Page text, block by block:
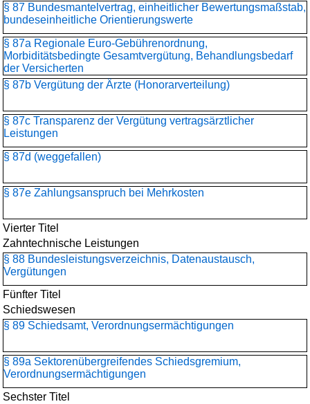
§ 87 Bundesmantelvertrag, einheitlicher Bewertungsmaßstab,
bundeseinheitliche Orientierungswerte
§ 87a Regionale Euro-Gebührenordnung,
Morbiditätsbedingte Gesamtvergütung, Behandlungsbedarf
der Versicherten
§ 87b Vergütung der Ärzte (Honorarverteilung)
§ 87c Transparenz der Vergütung vertragsärztlicher
Leistungen
§ 87d (weggefallen)
§ 87e Zahlungsanspruch bei Mehrkosten
Vierter Titel
Zahntechnische Leistungen
§ 88 Bundesleistungsverzeichnis, Datenaustausch,
Vergütungen
Fünfter Titel
Schiedswesen
§ 89 Schiedsamt, Verordnungsermächtigungen
§ 89a Sektorenübergreifendes Schiedsgremium,
Verordnungsermächtigungen
Sechster Titel